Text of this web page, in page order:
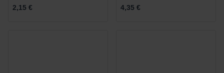
2,15 €
4,35 €